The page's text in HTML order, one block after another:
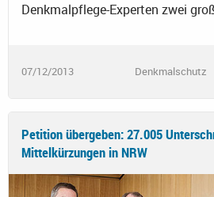
Denkmalpflege-Experten zwei
07/12/2013 Denkmalschutz
Petition übergeben: 27.005
Mittelkürzungen in NRW